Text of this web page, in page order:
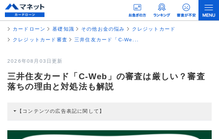
カードローン 基礎知識 その他お金の悩み
クレジットカード
クレジットカード審査
三井住友カード「C-We...
2026年08月03日更新
三井住友カード「C-Web」の審査は厳しい？審査
落ちの理由と対処法も解説
【コンテンツの広告表記に関して】
すると弊社に対して企業から紹介報酬が支払われるという収益モデルです。 た